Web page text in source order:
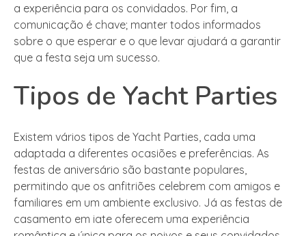
a experiência para os convidados. Por fim, a
comunicação é chave; manter todos informados
sobre o que esperar e o que levar ajudará a garantir
que a festa seja um sucesso.
Tipos de Yacht Parties
Existem vários tipos de Yacht Parties, cada uma
adaptada a diferentes ocasiões e preferências. As
festas de aniversário são bastante populares,
permitindo que os anfitriões celebrem com amigos e
familiares em um ambiente exclusivo. Já as festas de
casamento em iate oferecem uma experiência